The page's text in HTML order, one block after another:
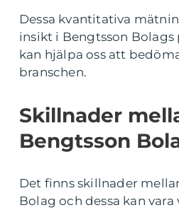
Dessa kvantitativa
insikt i Bengtsson
kan hjälpa oss att
branschen.
Skillnader
Bengtsson
Det finns skillnader
Bolag och dessa kan